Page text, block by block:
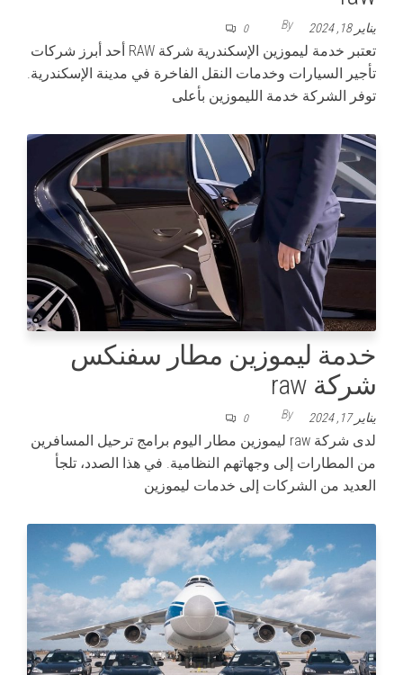
يناير 18, 2024 By
0
تعتبر خدمة ليموزين الإسكندرية شركة RAW أحد أبرز شركات
تأجير السيارات وخدمات النقل الفاخرة في مدينة الإسكندرية.
توفر الشركة خدمة الليموزين بأعلى
خدمة ليموزين مطار سفنكس
شركة raw
يناير 17, 2024 By
0
لدى شركة raw ليموزين مطار اليوم برامج ترحيل المسافرين
من المطارات إلى وجهاتهم النظامية. في هذا الصدد، تلجأ
العديد من الشركات إلى خدمات ليموزين